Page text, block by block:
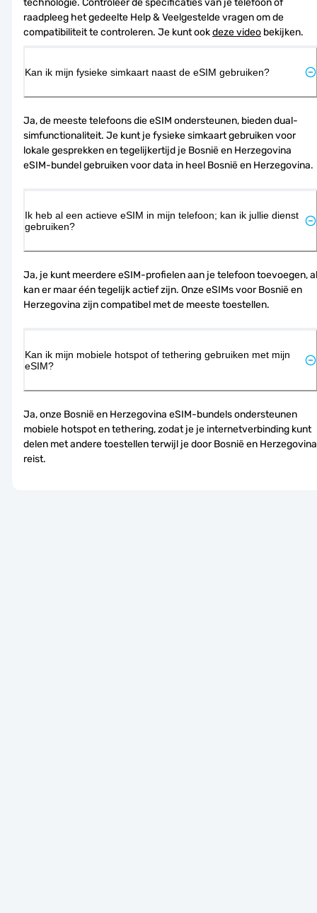
raadpleeg het gedeelte Help & Veelgestelde vragen om de
compatibiliteit te controleren. Je kunt ook deze video bekijken.
Kan ik mijn fysieke simkaart naast de eSIM gebruiken?
Ja, de meeste telefoons die eSIM ondersteunen, bieden dual-
simfunctionaliteit. Je kunt je fysieke simkaart gebruiken voor
lokale gesprekken en tegelijkertijd je Bosnië en Herzegovina
eSIM-bundel gebruiken voor data in heel Bosnië en Herzegovina.
Ik heb al een actieve eSIM in mijn telefoon; kan ik jullie dienst
gebruiken?
Ja, je kunt meerdere eSIM-profielen aan je telefoon toevoegen, al
kan er maar één tegelijk actief zijn. Onze eSIMs voor Bosnië en
Herzegovina zijn compatibel met de meeste toestellen.
Kan ik mijn mobiele hotspot of tethering gebruiken met mijn
eSIM?
Ja, onze Bosnië en Herzegovina eSIM-bundels ondersteunen
mobiele hotspot en tethering, zodat je je internetverbinding kunt
delen met andere toestellen terwijl je door Bosnië en Herzegovina
reist.